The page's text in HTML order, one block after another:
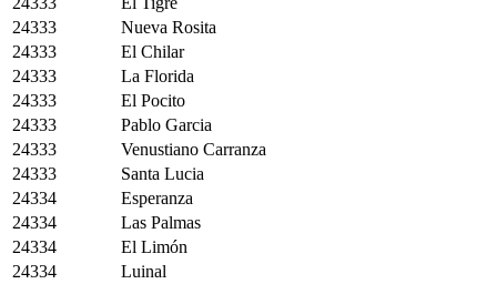
24333
Nueva Rosita
24333
El Chilar
24333
La Florida
24333
El Pocito
24333
Pablo Garcia
24333
Venustiano Carranza
24333
Santa Lucia
24334
Esperanza
24334
Las Palmas
24334
El Limón
24334
Luinal